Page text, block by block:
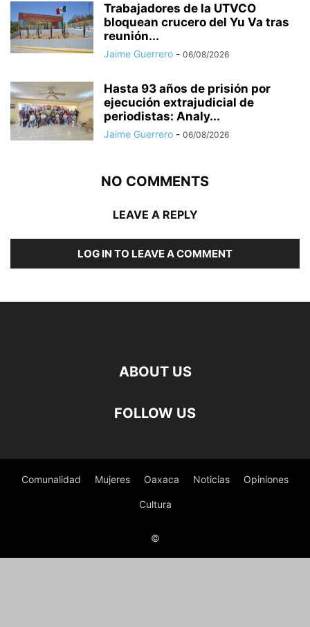
Trabajadores de la UTVCO
bloquean crucero del Yu Va tras
reunión...
Jaime Guerrero - 06/08/2026
Hasta 93 años de prisión por
ejecución extrajudicial de
periodistas: Analy...
Jaime Guerrero - 06/08/2026
NO COMMENTS
LEAVE A REPLY
LOG IN TO LEAVE A COMMENT
ABOUT US
FOLLOW US
Comunalidad Mujeres Oaxaca Noticias Opiniones
Cultura
©